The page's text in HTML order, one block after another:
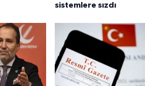
sistemlere sızdı